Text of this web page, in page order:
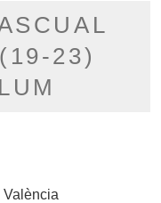
23)
València